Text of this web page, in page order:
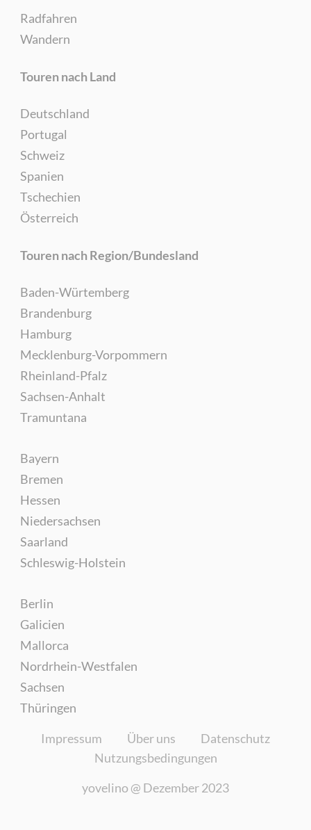
Radfahren
Wandern
Touren nach Land
Deutschland
Portugal
Schweiz
Spanien
Tschechien
Österreich
Touren nach Region/Bundesland
Baden-Würtemberg
Brandenburg
Hamburg
Mecklenburg-Vorpommern
Rheinland-Pfalz
Sachsen-Anhalt
Tramuntana
Bayern
Bremen
Hessen
Niedersachsen
Saarland
Schleswig-Holstein
Berlin
Galicien
Mallorca
Nordrhein-Westfalen
Sachsen
Thüringen
Impressum Über uns
Datenschutz
Nutzungsbedingungen
yovelino @ Dezember 2023